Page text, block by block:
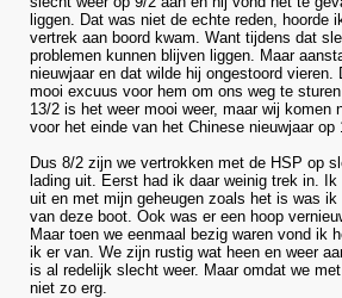
liggen. Dat was niet de echte reden, hoorde
vertrek aan boord kwam. Want tijdens dat
problemen kunnen blijven liggen. Maar
nieuwjaar en dat wilde hij ongestoord vieren.
mooi excuus voor hem om ons weg te
13/2 is het weer mooi weer, maar wij komen
voor het einde van het Chinese nieuwjaar
Dus 8/2 zijn we vertrokken met de HSP op
lading uit. Eerst had ik daar weinig trek in.
uit en met mijn geheugen zoals het is was
van deze boot. Ook was er een hoop
Maar toen we eenmaal bezig waren vond ik
ik er van. We zijn rustig wat heen en weer
is al redelijk slecht weer. Maar omdat we
niet zo erg.